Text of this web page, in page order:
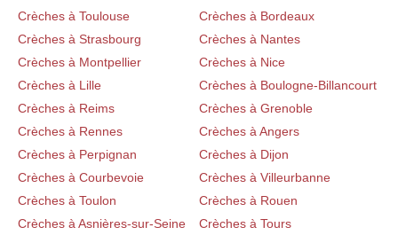
Crèches à Toulouse
Crèches à Bordeaux
Crèches à Strasbourg
Crèches à Nantes
Crèches à Montpellier
Crèches à Nice
Crèches à Lille
Crèches à Boulogne-Billancourt
Crèches à Reims
Crèches à Grenoble
Crèches à Rennes
Crèches à Angers
Crèches à Perpignan
Crèches à Dijon
Crèches à Courbevoie
Crèches à Villeurbanne
Crèches à Toulon
Crèches à Rouen
Crèches à Asnières-sur-Seine
Crèches à Tours